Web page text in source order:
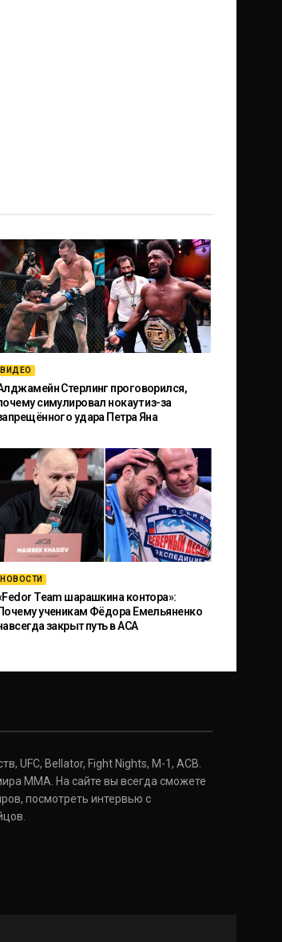
ВИДЕО
Стерлинг проговорился,
симулировал нокаут из-за
удара Петра Яна
НОВОСТИ
Team шарашкина контора»:
ученикам Фёдора Емельяненко
закрыт путь в ACA
UFC, Bellator, Fight Nights, M-1, ACB.
ММА. На сайте вы всегда сможете
посмотреть интервью с